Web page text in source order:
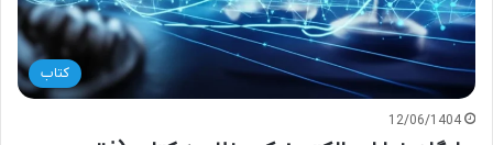
کتاب
12/06/1404